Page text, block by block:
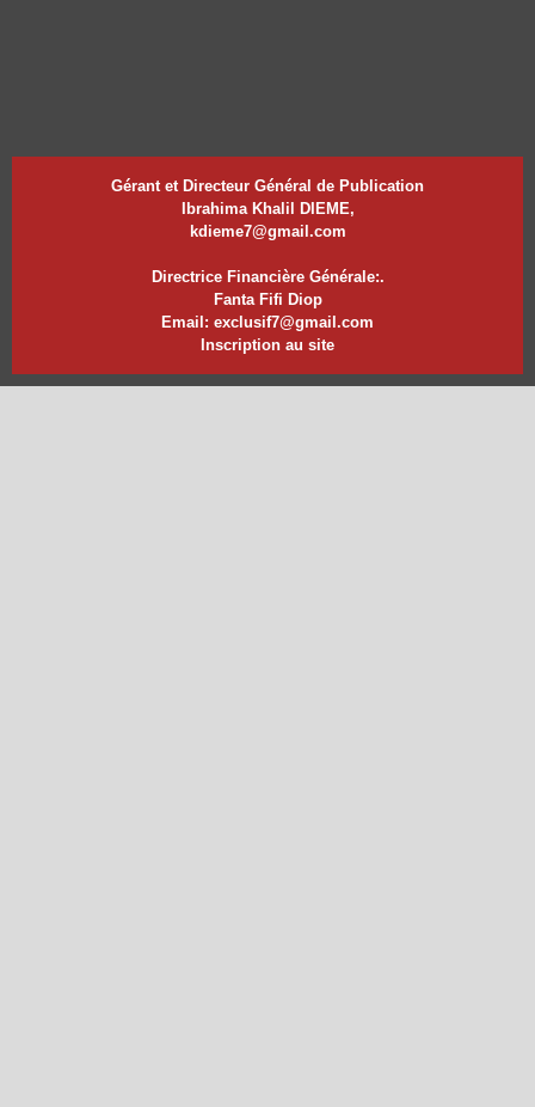
Gérant et Directeur Général de Publication
Ibrahima Khalil DIEME,
kdieme7@gmail.com
Directrice Financière Générale:.
Fanta Fifi Diop
Email: exclusif7@gmail.com
Inscription au site